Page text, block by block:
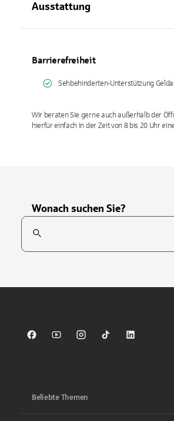
Ausstattung
Barrierefreiheit
Sehbehinderten-Unterstützung
Wir beraten Sie gerne auch außerhalb der
hierfür einfach in der Zeit von 8 bis 20 Uhr
Wonach suchen Sie?
Suchfeld
Sparkasse auf Facebook
Sparkasse auf Youtube
Sparkasse auf Instagram
Sparkasse auf TikTok
Sparkasse
Beliebte Themen